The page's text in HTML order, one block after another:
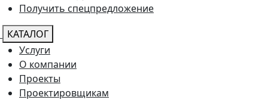
Получить спецпредложение
КАТАЛОГ
Услуги
О компании
Проекты
Проектировщикам